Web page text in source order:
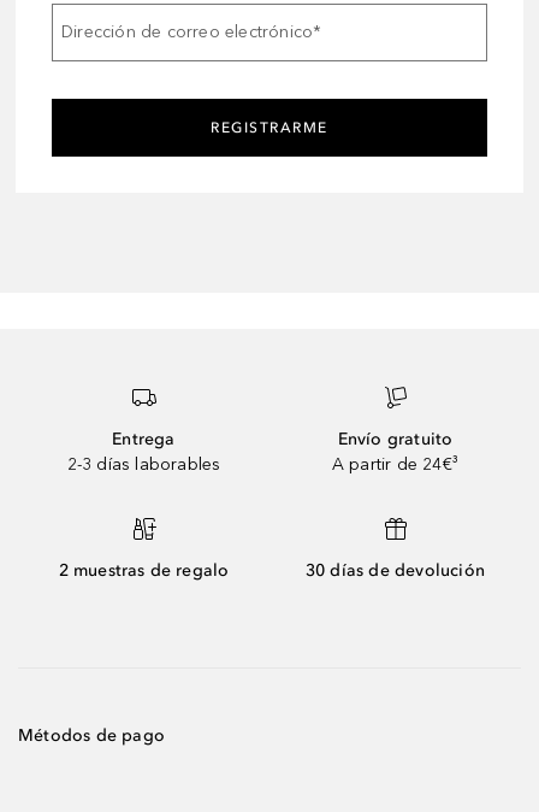
Dirección de correo electrónico*
REGISTRARME
Entrega
2-3 días laborables
Envío gratuito
A partir de 24€³
2 muestras de regalo 30 días de devolución
Métodos de pago